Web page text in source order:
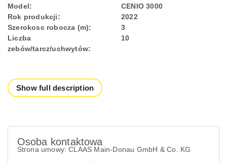
Model:
CENIO 3000
Rok produkcji:
2022
Szerokosc robocza (m):
3
Liczba
zebów/tarcz/uchwytów:
10
Show full description
Osoba kontaktowa
Strona umowy: CLAAS Main-Donau GmbH & Co. KG